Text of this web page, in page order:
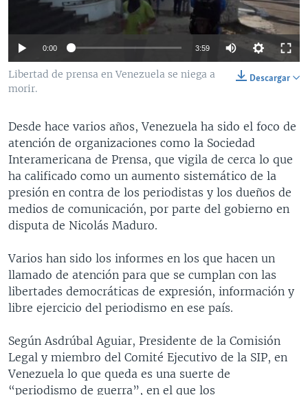
VENEZUELA
BRASIL
NICARAGUA
ECONOMÍA
ENTRETENIMIENTO Y CULTURA
TECNOLOGÍA
DEPORTES
MULTIMEDIA
VIDEOS
FOTOGRAFÍA
AUDIOS
PROGRAMAS TV
EL MUNDO AL DÍA
FORO INTERAMERICANO
LAS CLAVES
PANORAMA
RADIO
AVANCE INFORMATIVO
BUENOS DÍAS AMÉRICA
ESTADOS UNIDOS AL DÍA
EL MUNDO AL DÍA [RADIO]
FORO [RADIO]
DEPORTIVO INTERNACIONAL
NOTA ECONÓMICA
ENTRETENIMIENTO
DIRECT
Learning English
0:00 3:59
Descargar
Libertad de prensa en Venezuela se niega a
morir.
Desde hace varios años, Venezuela ha sido el foco de
atención de organizaciones como la Sociedad
Interamericana de Prensa, que vigila de cerca lo que
ha calificado como un aumento sistemático de la
presión en contra de los periodistas y los dueños de
medios de comunicación, por parte del gobierno en
disputa de Nicolás Maduro.
Varios han sido los informes en los que hacen un
llamado de atención para que se cumplan con las
libertades democráticas de expresión, información y
libre ejercicio del periodismo en ese país.
Según Asdrúbal Aguiar, Presidente de la Comisión
Legal y miembro del Comité Ejecutivo de la SIP, en
Venezuela lo que queda es una suerte de
“periodismo de guerra”, en el que los